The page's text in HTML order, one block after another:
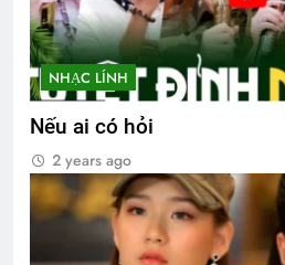
NHẠC LÍNH
Nếu ai có hỏi
2 years ago